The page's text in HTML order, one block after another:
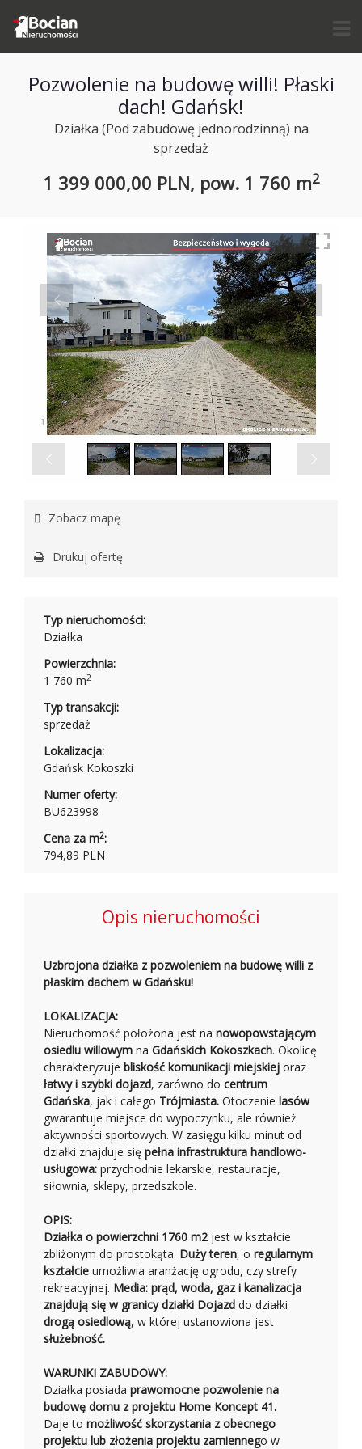
Pozwolenie na budowę willi! Płaski
dach! Gdańsk!
Działka (Pod zabudowę jednorodzinną) na
sprzedaż
1 399 000,00 PLN, pow. 1 760 m2
1 /4
Zobacz mapę
Drukuj ofertę
Typ nieruchomości:
Działka
Powierzchnia:
1 760 m2
Typ transakcji:
sprzedaż
Lokalizacja:
Gdańsk Kokoszki
Numer oferty:
BU623998
Cena za m2:
794,89 PLN
Opis nieruchomości
Uzbrojona działka z pozwoleniem na budowę willi z
płaskim dachem w Gdańsku!
LOKALIZACJA:
Nieruchomość położona jest na nowopowstającym
osiedlu willowym na Gdańskich Kokoszkach. Okolicę
charakteryzuje bliskość komunikacji miejskiej oraz
łatwy i szybki dojazd, zarówno do centrum
Gdańska, jak i całego Trójmiasta. Otoczenie lasów
gwarantuje miejsce do wypoczynku, ale również
aktywności sportowych. W zasięgu kilku minut od
działki znajduje się pełna infrastruktura handlowo-
usługowa: przychodnie lekarskie, restauracje,
siłownia, sklepy, przedszkole.
OPIS:
Działka o powierzchni 1760 m2jest w kształcie
zbliżonym do prostokąta. Duży teren, o regularnym
kształcie umożliwia aranżację ogrodu, czy strefy
rekreacyjnej. Media: prąd, woda, gaz i kanalizacja
znajdują się w granicy działki Dojazd do działki
drogą osiedlową, w której ustanowiona jest
służebność.
WARUNKI ZABUDOWY:
Działka posiada prawomocne pozwolenie na
budowę domu z projektu Home Koncept 41.
Daje to możliwość skorzystania z obecnego
projektu lub złożenia projektu zamiennego w